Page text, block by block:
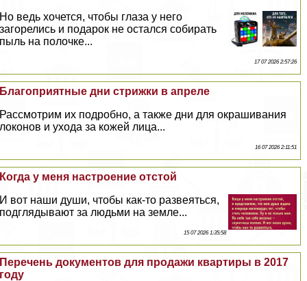
Но ведь хочется, чтобы глаза у него
загорелись и подарок не остался собирать
пыль на полочке...
17 07 2026 2:57:26
Благоприятные дни стрижки в апреле
Рассмотрим их подробно, а также дни для окрашивания
локонов и ухода за кожей лица...
16 07 2026 2:11:51
Когда у меня настроение отстой
И вот наши души, чтобы как-то развеяться,
подглядывают за людьми на земле...
15 07 2026 1:35:58
Перечень документов для продажи квартиры в 2017
году